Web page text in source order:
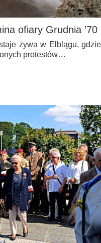
ofiary Grudnia ’70
żywa w Elblągu, gdzie
protestów…